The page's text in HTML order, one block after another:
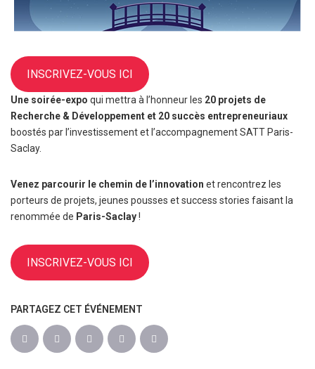
INSCRIVEZ-VOUS ICI
Une soirée-expo qui mettra à l’honneur les 20 projets de
Recherche & Développement et 20 succès entrepreneuriaux
boostés par l’investissement et l’accompagnement SATT Paris-
Saclay.
Venez parcourir le chemin de l’innovation et rencontrez les
porteurs de projets, jeunes pousses et success stories faisant la
renommée de Paris-Saclay!
INSCRIVEZ-VOUS ICI
PARTAGEZ CET ÉVÉNEMENT